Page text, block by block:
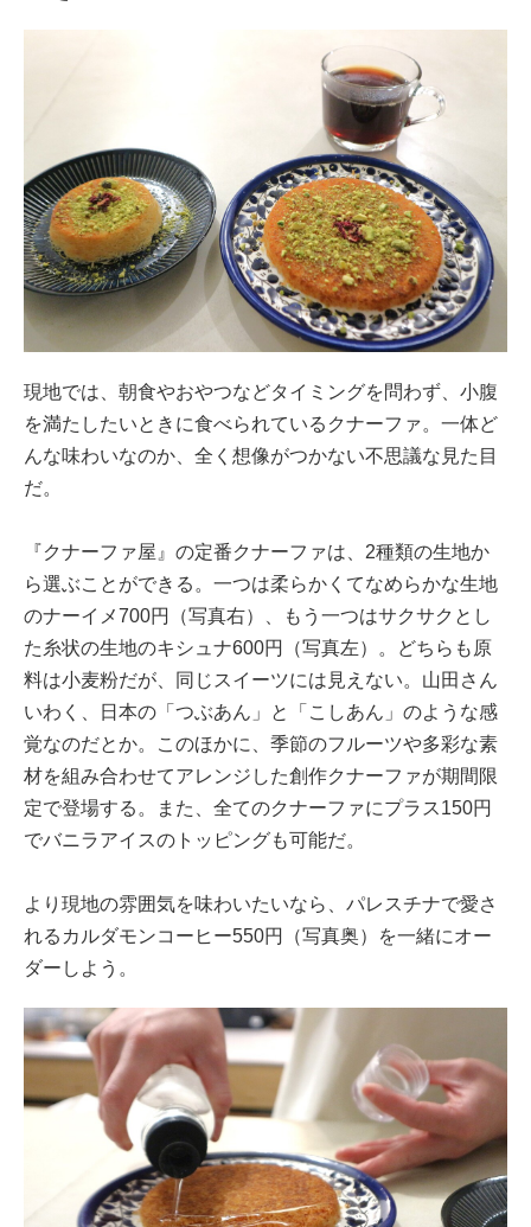
現地では、朝食やおやつなどタイミングを問わず、小腹
を満たしたいときに食べられているクナーファ。一体ど
んな味わいなのか、全く想像がつかない不思議な見た目
だ。
『クナーファ屋』の定番クナーファは、2種類の生地か
ら選ぶことができる。一つは柔らかくてなめらかな生地
のナーイメ700円（写真右）、もう一つはサクサクとし
た糸状の生地のキシュナ600円（写真左）。どちらも原
料は小麦粉だが、同じスイーツには見えない。山田さん
いわく、日本の「つぶあん」と「こしあん」のような感
覚なのだとか。このほかに、季節のフルーツや多彩な素
材を組み合わせてアレンジした創作クナーファが期間限
定で登場する。また、全てのクナーファにプラス150円
でバニラアイスのトッピングも可能だ。
より現地の雰囲気を味わいたいなら、パレスチナで愛さ
れるカルダモンコーヒー550円（写真奥）を一緒にオー
ダーしよう。